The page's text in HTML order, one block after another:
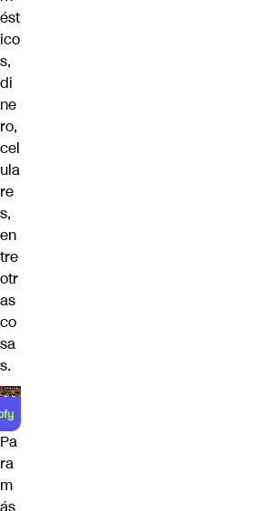
ést
ico
s,
di
ne
ro,
cel
ula
re
s,
en
tre
otr
as
co
sa
s.
Pa
ra
m